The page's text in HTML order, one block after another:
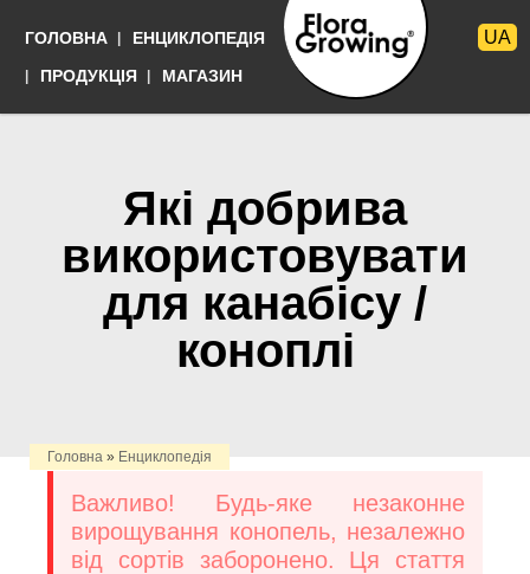
до
основного
Выращивать
UA
ГОЛОВНА
ЕНЦИКЛОПЕДІЯ
ПРОДУКЦІЯ
МАГАЗИН
Які добрива
використовувати
для канабісу /
коноплі
Головна » Енциклопедія
Важливо! Будь-яке незаконне
вирощування конопель, незалежно
від сортів заборонено. Ця стаття